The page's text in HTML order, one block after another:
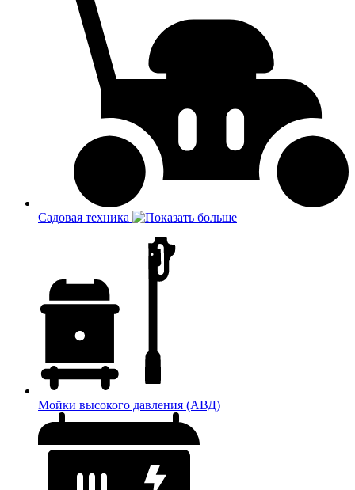
Садовая техника
Мойки высокого давления (АВД)